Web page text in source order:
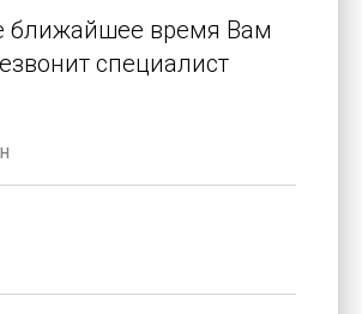
ближайшее время Вам
специалист